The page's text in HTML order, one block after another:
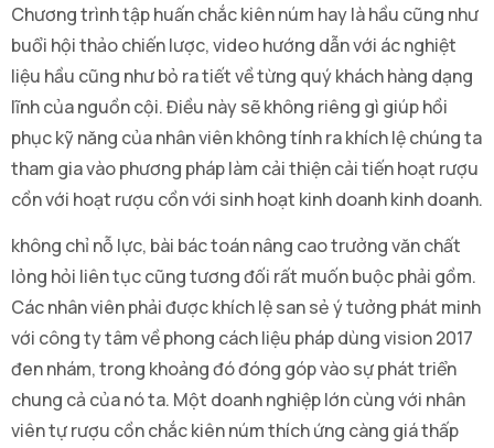
Chương trình tập huấn chắc kiên núm hay là hầu cũng như
buổi hội thảo chiến lược, video hướng dẫn với ác nghiệt
liệu hầu cũng như bỏ ra tiết về từng quý khách hàng dạng
lĩnh của nguồn cội. Điều này sẽ không riêng gì giúp hồi
phục kỹ năng của nhân viên không tính ra khích lệ chúng ta
tham gia vào phương pháp làm cải thiện cải tiến hoạt rượu
cồn với hoạt rượu cồn với sinh hoạt kinh doanh kinh doanh.
không chỉ nỗ lực, bài bác toán nâng cao trưởng văn chất
lỏng hỏi liên tục cũng tương đối rất muốn buộc phải gồm.
Các nhân viên phải được khích lệ san sẻ ý tưởng phát minh
với công ty tâm về phong cách liệu pháp dùng vision 2017
đen nhám, trong khoảng đó đóng góp vào sự phát triển
chung cả của nó ta. Một doanh nghiệp lớn cùng với nhân
viên tự rượu cồn chắc kiên núm thích ứng càng giá thấp